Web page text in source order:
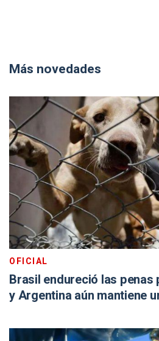
Más novedades
OFICIAL
Brasil endureció las
y Argentina aún mantiene